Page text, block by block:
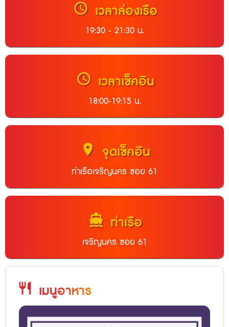
schedule เวลาล่องเรือ
19:30 - 21:30 น.
schedule เวลาเช็คอิน
18:00-19:15 น.
location_on จุดเช็คอิน
ท่าเรือเจริญนคร ซอย 61
directions_boat ท่าเรือ
เจริญนคร ซอย 61
restaurant เมนูอาหาร